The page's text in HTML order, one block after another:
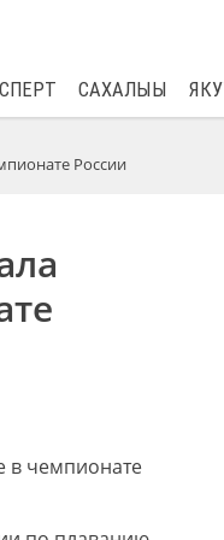
САХАЛЫЫ
России
в чемпионате